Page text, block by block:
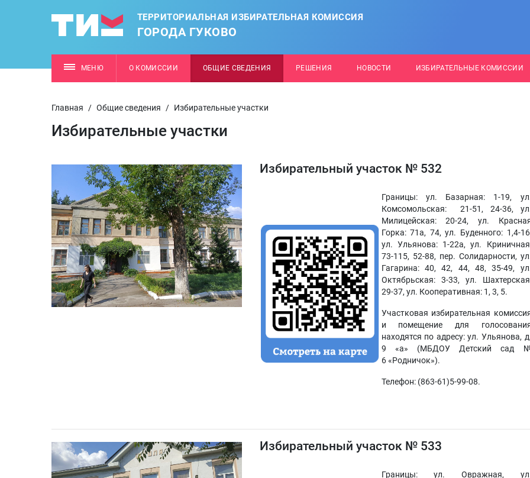
ТЕРРИТОРИАЛЬНАЯ ИЗБИРАТЕЛЬНАЯ КОМИССИЯ
ГОРОДА ГУКОВО
МЕНЮ О КОМИССИИ ОБЩИЕ СВЕДЕНИЯ РЕШЕНИЯ НОВОСТИ ИЗБИРАТЕЛЬНЫЕ КОМИССИИ
Главная / Общие сведения / Избирательные участки
Избирательные участки
Избирательный участок № 532
Границы: ул. Базарная: 1-19,
Комсомольская: 21-51, 24-36,
Милицейская: 20-24, ул.
Горка: 71а, 74, ул. Буденного: 1,4-
ул. Ульянова: 1-22а, ул.
73-115, 52-88, пер. Солидарности,
Гагарина: 40, 42, 44, 48, 35-49,
Октябрьская: 3-33, ул.
29-37, ул. Кооперативная: 1, 3, 5.
Участковая избирательная
и помещение для
находятся по адресу: ул. Ульянова,
9 «а» (МБДОУ Детский сад
6 «Родничок»).
Телефон: (863-61)5-99-08.
Избирательный участок № 533
Границы: ул. Овражная,